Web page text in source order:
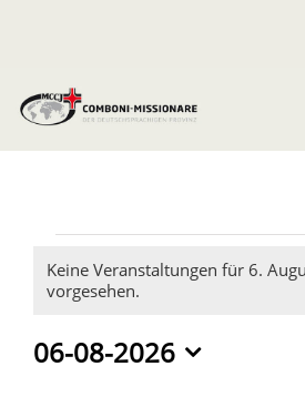
für
6.
Hinweis
Keine Veranstaltungen für 6.
vorgesehen.
06-08-2026